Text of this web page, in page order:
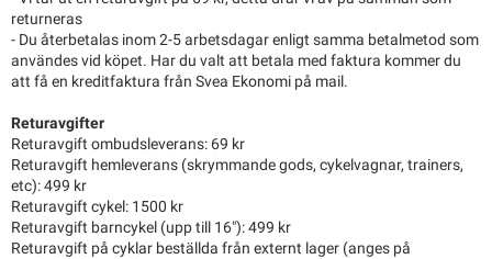
returneras
- Du återbetalas inom 2-5 arbetsdagar enligt samma betalmetod som
användes vid köpet. Har du valt att betala med faktura kommer du
att få en kreditfaktura från Svea Ekonomi på mail.
Returavgifter
Returavgift ombudsleverans: 69 kr
Returavgift hemleverans (skrymmande gods, cykelvagnar, trainers,
etc): 499 kr
Returavgift cykel: 1500 kr
Returavgift barncykel (upp till 16"): 499 kr
Returavgift på cyklar beställda från externt lager (anges på